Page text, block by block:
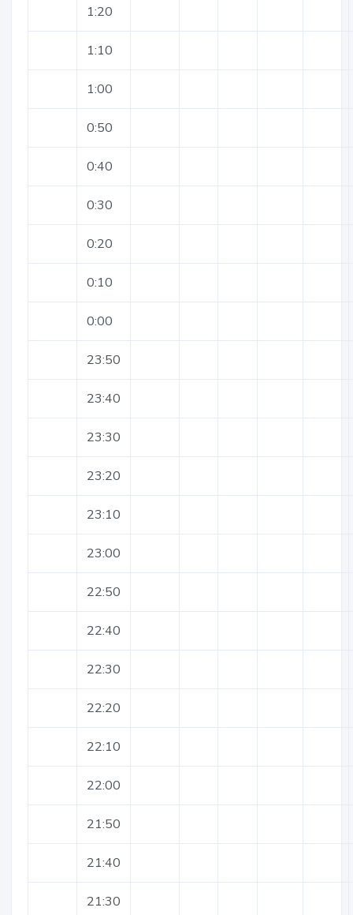
1:20
1:10
1:00
0:50
0:40
0:30
0:20
0:10
0:00
23:50
23:40
23:30
23:20
23:10
23:00
22:50
22:40
22:30
22:20
22:10
22:00
21:50
21:40
21:30